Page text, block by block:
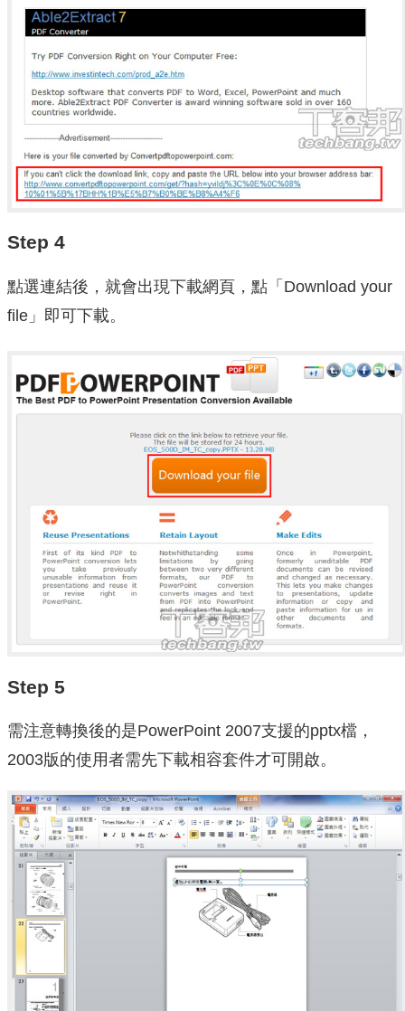
Step 4
點選連結後，就會出現下載網頁，點「Download your
file」即可下載。
Step 5
需注意轉換後的是PowerPoint 2007支援的pptx檔，
2003版的使用者需先下載相容套件才可開啟。